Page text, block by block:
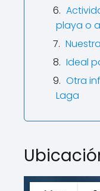
playa o
Ideal
Otra
Laga